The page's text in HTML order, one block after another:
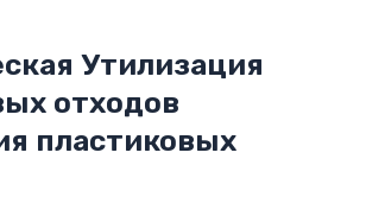
Утилизация
отходов
пластиковых